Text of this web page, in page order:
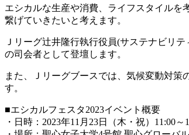
エシカルな生産や消費、ライフスタイルを
繋げていきたいと考えます。
Ｊリーグ辻井隆行執行役員(サステナビリ
の司会者として登壇します。
また、Ｊリーグブースでは、気候変動対
す。
■エシカルフェスタ2023イベント概要
・日時：2023年11月23日（木・祝）11:00～